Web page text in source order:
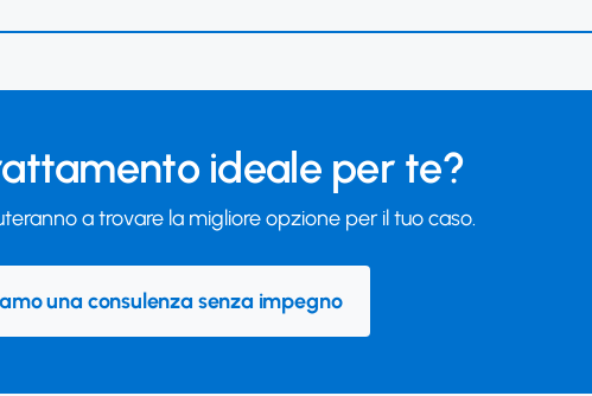
ideale per te?
a trovare la migliore opzione per il tuo caso.
una consulenza senza impegno